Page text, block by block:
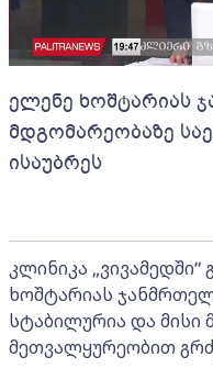
ელენე ხოშტარიას
მდგომარეობაზე
ისაუბრეს
კლინიკა
ხოშტარიას
სტაბილურია და მისი
მეთვალყურეობით